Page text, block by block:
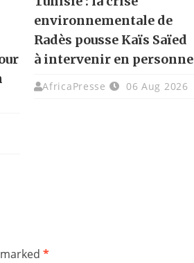
environnementale de
Radès pousse Kaïs Saïed
à intervenir en personne
AfricaPresse 06 Aug 2026
*